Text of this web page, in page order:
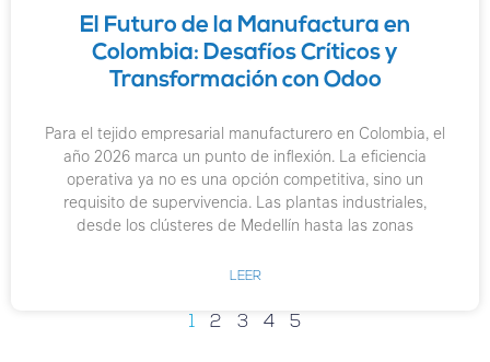
El Futuro de la Manufactura en
Colombia: Desafíos Críticos y
Transformación con Odoo
Para el tejido empresarial manufacturero en Colombia, el
año 2026 marca un punto de inflexión. La eficiencia
operativa ya no es una opción competitiva, sino un
requisito de supervivencia. Las plantas industriales,
desde los clústeres de Medellín hasta las zonas
LEER
1 2 3 4 5